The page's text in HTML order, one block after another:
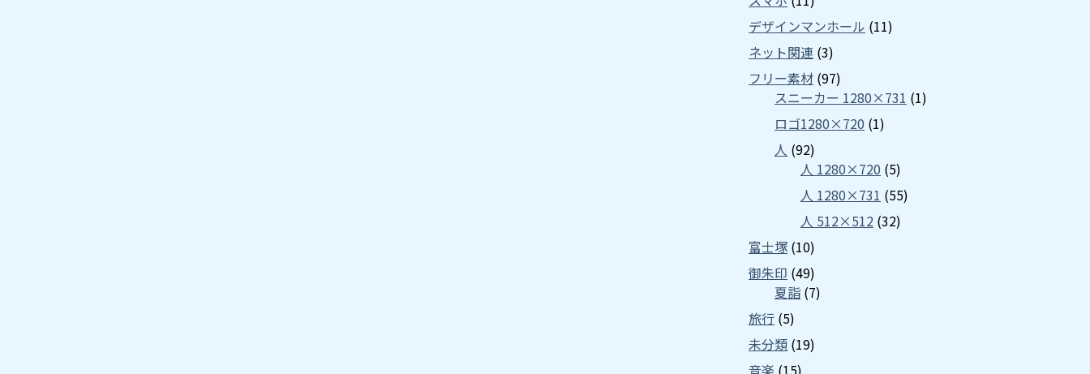
デザインマンホール (11)
ネット関連 (3)
フリー素材 (97)
スニーカー 1280×731 (1)
ロゴ1280×720 (1)
人 (92)
人 1280×720 (5)
人 1280×731 (55)
人 512×512 (32)
富士塚 (10)
御朱印 (49)
夏詣 (7)
旅行 (5)
未分類 (19)